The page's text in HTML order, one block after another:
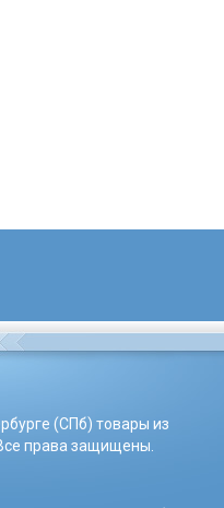
(СПб) товары из
права защищены.